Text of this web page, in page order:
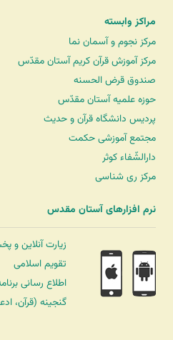
مراکز وابسته
مرکز نجوم و آسمان نما
مرکز آموزش قرآن کریم آستان مقدّس
صندوق قرض الحسنه
حوزه علمیه آستان مقدّس
پردیس دانشگاه قرآن و حدیث
مجتمع آموزشی حکمت
دارالشّفاء کوثر
مرکز ری شناسی
نرم افزارهای آستان مقدس
زیارت آنلاین و
تقویم اسلامی
اطلاع رسانی
گنجینه (قرآن،